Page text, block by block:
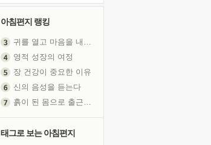
아침편지 랭킹
귀를 열고 마음을 내어주고
영적 성장의 여정
장 건강이 중요한 이유
신의 음성을 듣는다
흙이 된 몸으로 출근하는 여자
태그로 보는 아침편지